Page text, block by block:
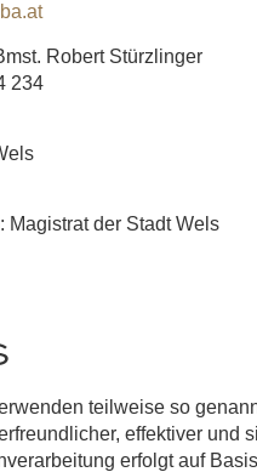
Robert Stürzlinger
234
Magistrat der Stadt Wels
teilweise so
effektiver und
erfolgt auf